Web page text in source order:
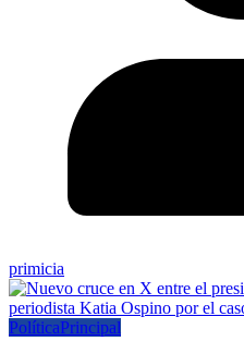
primicia
PolíticaPrincipal